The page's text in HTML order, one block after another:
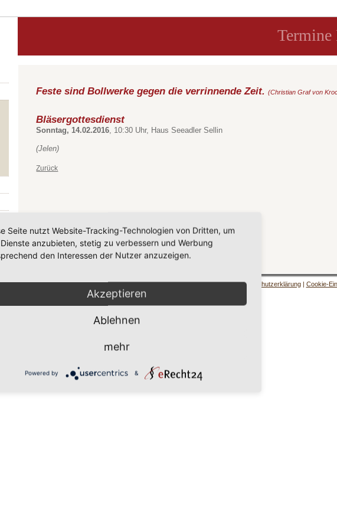
Termine
Feste sind Bollwerke gegen die verrinnende Zeit.(Christian Graf von
Bläsergottesdienst
Sonntag, 14.02.2016, 10:30 Uhr, Haus Seeadler Sellin
(Jelen)
Zurück
Mönchgut 2026 |Impressum|Datenschutzerklärung| Cookie-
Seite nutzt Website-Tracking-Technologien von Dritten, um
anzubieten, stetig zu verbessern und Werbung
den Interessen der Nutzer anzuzeigen.
Akzeptieren
Ablehnen
mehr
Powered by &